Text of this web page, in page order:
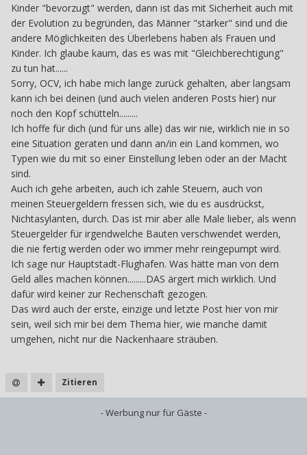
Kinder "bevorzugt" werden, dann ist das mit Sicherheit auch mit
der Evolution zu begründen, das Männer "stärker" sind und die
andere Möglichkeiten des Überlebens haben als Frauen und
Kinder. Ich glaube kaum, das es was mit "Gleichberechtigung"
zu tun hat......
Sorry, OCV, ich habe mich lange zurück gehalten, aber langsam
kann ich bei deinen (und auch vielen anderen Posts hier) nur
noch den Kopf schütteln.........
Ich hoffe für dich (und für uns alle) das wir nie, wirklich nie in so
eine Situation geraten und dann an/in ein Land kommen, wo
Typen wie du mit so einer Einstellung leben oder an der Macht
sind.
Auch ich gehe arbeiten, auch ich zahle Steuern, auch von
meinen Steuergeldern fressen sich, wie du es ausdrückst,
Nichtasylanten, durch. Das ist mir aber alle Male lieber, als wenn
Steuergelder für irgendwelche Bauten verschwendet werden,
die nie fertig werden oder wo immer mehr reingepumpt wird.
Ich sage nur Hauptstadt-Flughafen. Was hätte man von dem
Geld alles machen können.........DAS ärgert mich wirklich. Und
dafür wird keiner zur Rechenschaft gezogen.
Das wird auch der erste, einzige und letzte Post hier von mir
sein, weil sich mir bei dem Thema hier, wie manche damit
umgehen, nicht nur die Nackenhaare sträuben.
Zitieren
- Werbung nur für Gäste -